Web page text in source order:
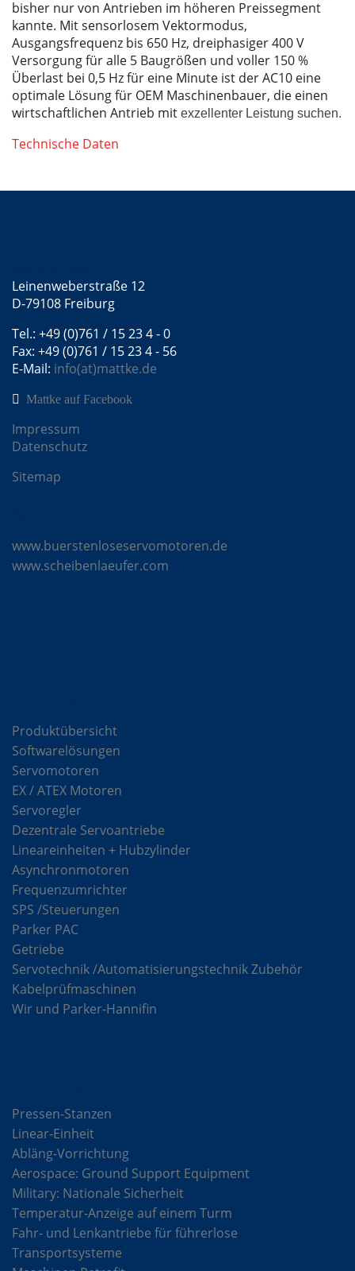
bisher nur von Antrieben im höheren Preissegment
kannte. Mit sensorlosem Vektormodus,
Ausgangsfrequenz bis 650 Hz, dreiphasiger 400 V
Versorgung für alle 5 Baugrößen und voller 150 %
Überlast bei 0,5 Hz für eine Minute ist der AC10 eine
optimale Lösung für OEM Maschinenbauer, die einen
wirtschaftlichen Antrieb mit exzellenter Leistung suchen.
Technische Daten
Leinenweberstraße 12
D-79108 Freiburg
Tel.: +49 (0)761 / 15 23 4 - 0
Fax: +49 (0)761 / 15 23 4 - 56
E-Mail: info(at)mattke.de
Mattke auf Facebook
Impressum
Datenschutz
Sitemap
www.buerstenloseservomotoren.de
www.scheibenlaeufer.com
Produktübersicht
Softwarelösungen
Servomotoren
EX / ATEX Motoren
Servoregler
Dezentrale Servoantriebe
Lineareinheiten + Hubzylinder
Asynchronmotoren
Frequenzumrichter
SPS /Steuerungen
Parker PAC
Getriebe
Servotechnik /Automatisierungstechnik Zubehör
Kabelprüfmaschinen
Wir und Parker-Hannifin
Pressen-Stanzen
Linear-Einheit
Abläng-Vorrichtung
Aerospace: Ground Support Equipment
Military: Nationale Sicherheit
Temperatur-Anzeige auf einem Turm
Fahr- und Lenkantriebe für führerlose
Transportsysteme